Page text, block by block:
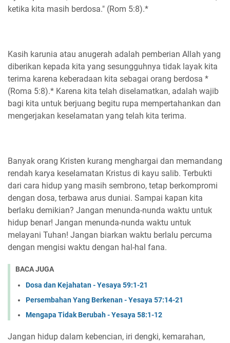
ketika kita masih berdosa." (Rom 5:8).*
Kasih karunia atau anugerah adalah pemberian Allah yang
diberikan kepada kita yang sesungguhnya tidak layak kita
terima karena keberadaan kita sebagai orang berdosa *
(Roma 5:8).* Karena kita telah diselamatkan, adalah wajib
bagi kita untuk berjuang begitu rupa mempertahankan dan
mengerjakan keselamatan yang telah kita terima.
Banyak orang Kristen kurang menghargai dan memandang
rendah karya keselamatan Kristus di kayu salib. Terbukti
dari cara hidup yang masih sembrono, tetap berkompromi
dengan dosa, terbawa arus duniai. Sampai kapan kita
berlaku demikian? Jangan menunda-nunda waktu untuk
hidup benar! Jangan menunda-nunda waktu untuk
melayani Tuhan! Jangan biarkan waktu berlalu percuma
dengan mengisi waktu dengan hal-hal fana.
BACA JUGA
Dosa dan Kejahatan - Yesaya 59:1-21
Persembahan Yang Berkenan - Yesaya 57:14-21
Mengapa Tidak Berubah - Yesaya 58:1-12
Jangan hidup dalam kebencian, iri dengki, kemarahan,